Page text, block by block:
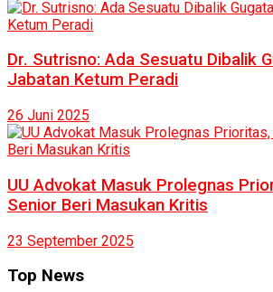
Dr. Sutrisno: Ada Sesuatu Dibalik
Jabatan Ketum Peradi
26 Juni 2025
UU Advokat Masuk Prolegnas
Senior Beri Masukan Kritis
23 September 2025
Top News